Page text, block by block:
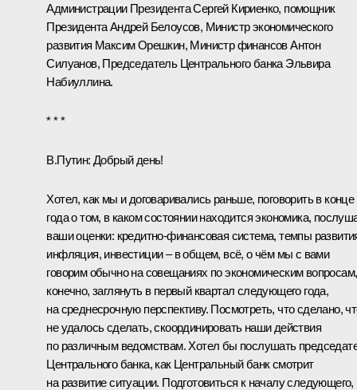
Администрации ПрезидентаСергей Кириенко, помощник
ПрезидентаАндрей Белоусов, Министр экономического
развития Максим Орешкин, Министр финансовАнтон
Силуанов, Председатель Центрального банка Эльвира
Набиуллина.
* * *
В.Путин: Добрый день!
Хотел, как мы и договаривались раньше, поговорить в конце
года о том, в каком состоянии находится экономика,
ваши оценки: кредитно-финансовая система, темпы
инфляция, инвестиции – в общем, всё, о чём мы с вами
говорим обычно на совещаниях по экономическим
конечно, заглянуть в первый квартал следующего года,
на среднесрочную перспективу. Посмотреть, что сделано,
не удалось сделать, скоординировать наши действия
по различным ведомствам. Хотел бы послушать
Центрального банка, как Центральный банк смотрит
на развитие ситуации. Подготовиться к началу следующего,